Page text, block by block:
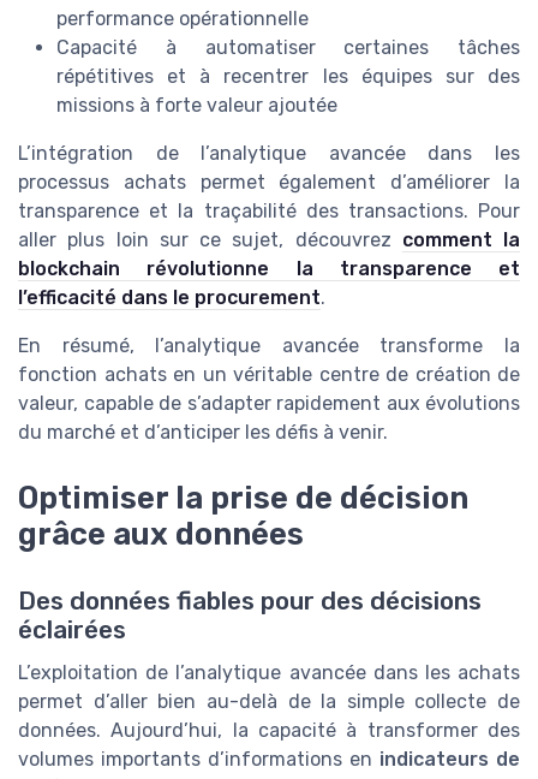
performance opérationnelle
Capacité à automatiser certaines tâches
répétitives et à recentrer les équipes sur des
missions à forte valeur ajoutée
L’intégration de l’analytique avancée dans les
processus achats permet également d’améliorer la
transparence et la traçabilité des transactions. Pour
aller plus loin sur ce sujet, découvrez comment la
blockchain révolutionne la transparence et
l’efficacité dans le procurement.
En résumé, l’analytique avancée transforme la
fonction achats en un véritable centre de création de
valeur, capable de s’adapter rapidement aux évolutions
du marché et d’anticiper les défis à venir.
Optimiser la prise de décision
grâce aux données
Des données fiables pour des décisions
éclairées
L’exploitation de l’analytique avancée dans les achats
permet d’aller bien au-delà de la simple collecte de
données. Aujourd’hui, la capacité à transformer des
volumes importants d’informations en indicateurs de